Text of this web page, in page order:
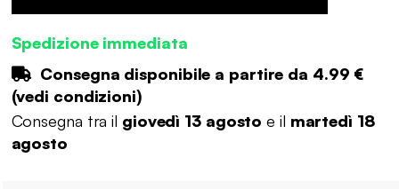
Spedizione immediata
Consegna disponibile a partire da 4.99 €
(vedi condizioni)
Consegna tra il giovedì 13 agosto e il martedì 18
agosto